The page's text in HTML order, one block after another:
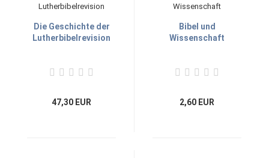
Die Geschichte der
Lutherbibelrevision
47,30 EUR
Bibel und
Wissenschaft
2,60 EUR